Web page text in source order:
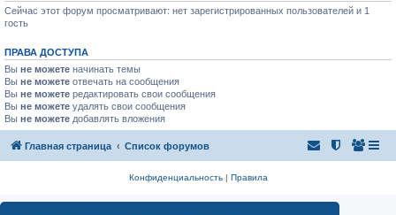
Сейчас этот форум просматривают: нет зарегистрированных пользователей и 1
гость
ПРАВА ДОСТУПА
Вы не можете начинать темы
Вы не можете отвечать на сообщения
Вы не можете редактировать свои сообщения
Вы не можете удалять свои сообщения
Вы не можете добавлять вложения
Главная страница Список форумов
Конфиденциальность| Правила